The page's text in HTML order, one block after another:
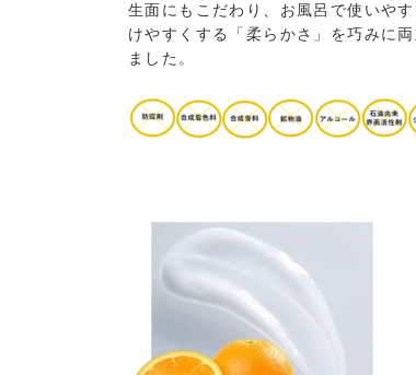
生面にもこだわり、お風呂で使いや
けやすくする「柔らかさ」を巧みに
ました。